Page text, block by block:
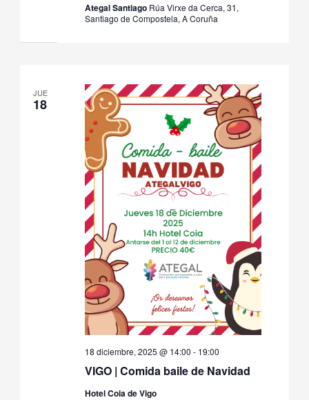
Ategal Santiago Rúa Virxe da Cerca, 31,
Santiago de Compostela, A Coruña
JUE
18
VIGO | Comida baile de Navidad
18 diciembre, 2025 @ 14:00 - 19:00
Hotel Coia de Vigo